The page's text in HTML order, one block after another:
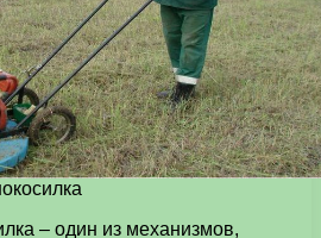
– один из механизмов,